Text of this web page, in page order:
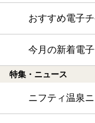
おすすめ電子
今月の新着電
特集・ニュース
ニフティ温泉